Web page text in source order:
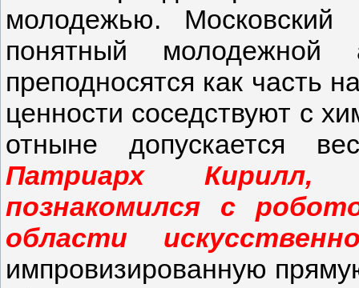
молодежью.
понятный молодежной
преподносятся как часть
ценности соседствуют с
отныне допускается
Патриарх Кирилл,
познакомился с
области
импровизированную